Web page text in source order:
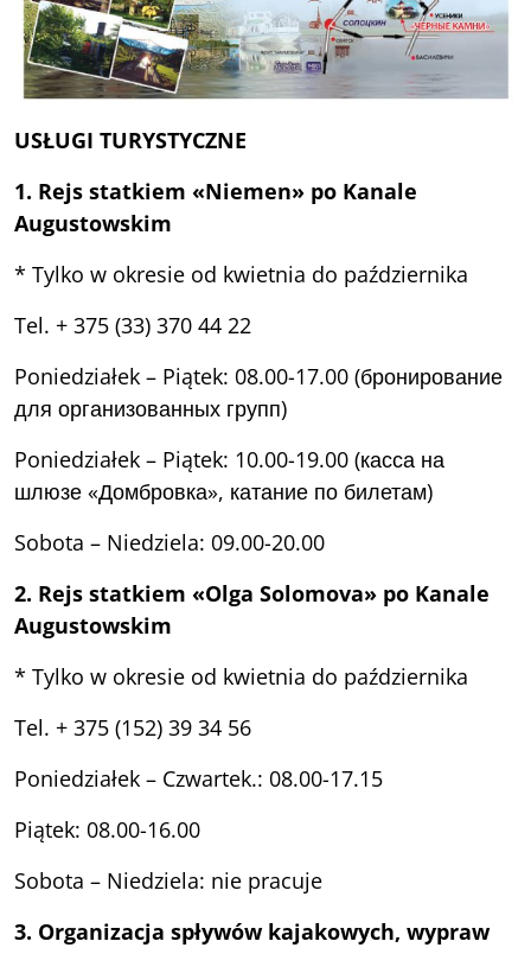
USŁUGI TURYSTYCZNE
1. Rejs statkiem «Niemen» po Kanale
Augustowskim
* Tylko w okresie od kwietnia do października
Tel. + 375 (33) 370 44 22
Poniedziałek – Piątek: 08.00-17.00 (бронирование
для организованных групп)
Poniedziałek – Piątek: 10.00-19.00 (касса на
шлюзе «Домбровка», катание по билетам)
Sobota – Niedziela: 09.00-20.00
2. Rejs statkiem «Olga Solomova» po Kanale
Augustowskim
* Tylko w okresie od kwietnia do października
Tel. + 375 (152) 39 34 56
Poniedziałek – Czwartek.: 08.00-17.15
Piątek: 08.00-16.00
Sobota – Niedziela: nie pracuje
3. Organizacja spływów kajakowych, wypraw